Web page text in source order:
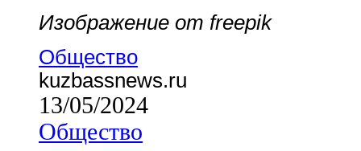
Изображение от freepik
Общество
kuzbassnews.ru
13/05/2024
Общество